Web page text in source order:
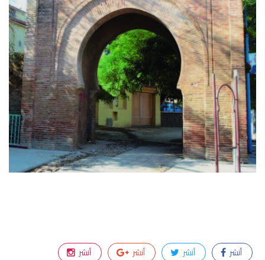
أنشر أنشر أنشر
أنشر